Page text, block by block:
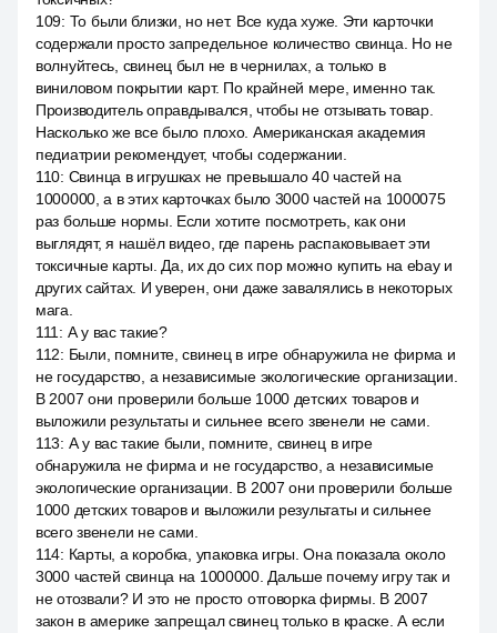
109: То были близки, но нет. Все куда хуже. Эти карточки
содержали просто запредельное количество свинца. Но не
волнуйтесь, свинец был не в чернилах, а только в
виниловом покрытии карт. По крайней мере, именно так.
Производитель оправдывался, чтобы не отзывать товар.
Насколько же все было плохо. Американская академия
педиатрии рекомендует, чтобы содержании.
110: Свинца в игрушках не превышало 40 частей на
1000000, а в этих карточках было 3000 частей на 1000075
раз больше нормы. Если хотите посмотреть, как они
выглядят, я нашёл видео, где парень распаковывает эти
токсичные карты. Да, их до сих пор можно купить на ebay и
других сайтах. И уверен, они даже завалялись в некоторых
мага.
111 : А у вас такие?
112: Были, помните, свинец в игре обнаружила не фирма и
не государство, а независимые экологические организации.
В 2007 они проверили больше 1000 детских товаров и
выложили результаты и сильнее всего звенели не сами.
113: А у вас такие были, помните, свинец в игре
обнаружила не фирма и не государство, а независимые
экологические организации. В 2007 они проверили больше
1000 детских товаров и выложили результаты и сильнее
всего звенели не сами.
114: Карты, а коробка, упаковка игры. Она показала около
3000 частей свинца на 1000000. Дальше почему игру так и
не отозвали? И это не просто отговорка фирмы. В 2007
закон в америке запрещал свинец только в краске. А если